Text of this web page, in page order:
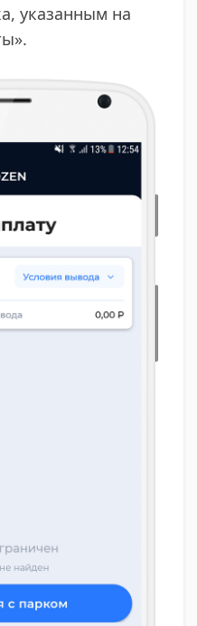
указанным на